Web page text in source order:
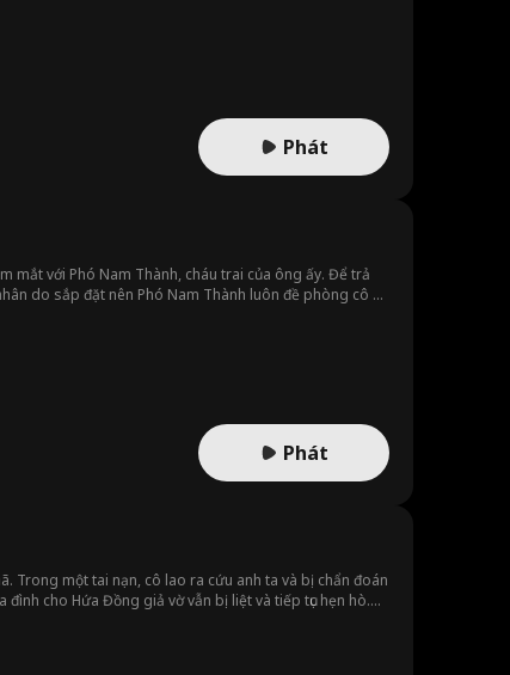
Phát
mắt với Phó Nam Thành, cháu trai của ông ấy. Để trả
do sắp đặt nên Phó Nam Thành luôn đề phòng cô và
Phát
Trong một tai nạn, cô lao ra cứu anh ta và bị chẩn đoán
cho Hứa Đồng giả vờ vẫn bị liệt và tiếp tục hẹn hò.